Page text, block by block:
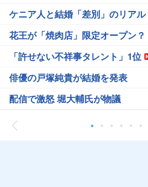
ケニア人と結婚「差別」のリアル
花王が「焼肉店」限定オープン？
「許せない不祥事タレント」1位
俳優の戸塚純貴が結婚を発表
配信で激怒 堀大輔氏が物議